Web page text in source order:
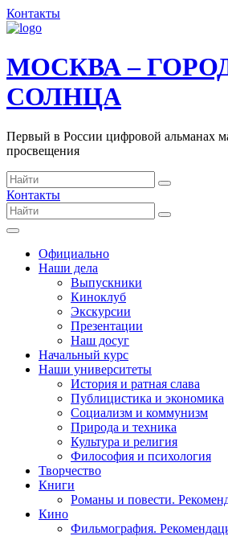
Контакты
МОСКВА –
СОЛНЦА
Первый в России цифровой альманах
просвещения
Контакты
Официально
Наши дела
Выпускники
Киноклуб
Экскурсии
Презентации
Наш досуг
Начальный курс
Наши университеты
История и ратная слава
Публицистика и экономика
Социализм и коммунизм
Природа и техника
Культура и религия
Философия и психология
Творчество
Книги
Романы и повести.
Кино
Фильмография.